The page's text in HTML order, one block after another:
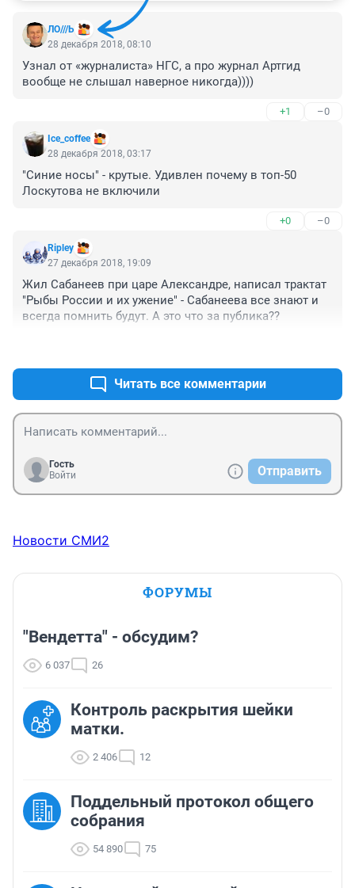
ЛО///Ь
28 декабря 2018, 08:10
Узнал от «журналиста» НГС, а про журнал Артгид
вообще не слышал наверное никогда))))
+1 –0
Ice_coffee
28 декабря 2018, 03:17
"Синие носы" - крутые. Удивлен почему в топ-50
Лоскутова не включили
+0 –0
Ripley
27 декабря 2018, 19:09
Жил Сабанеев при царе Александре, написал трактат
"Рыбы России и их ужение" - Сабанеева все знают и
всегда помнить будут. А это что за публика??
Читать все комментарии
Гость
Войти
Отправить
Новости СМИ2
ФОРУМЫ
"Вендетта" - обсудим?
6 037 26
Контроль раскрытия шейки
матки.
2 406 12
Поддельный протокол общего
собрания
54 890 75